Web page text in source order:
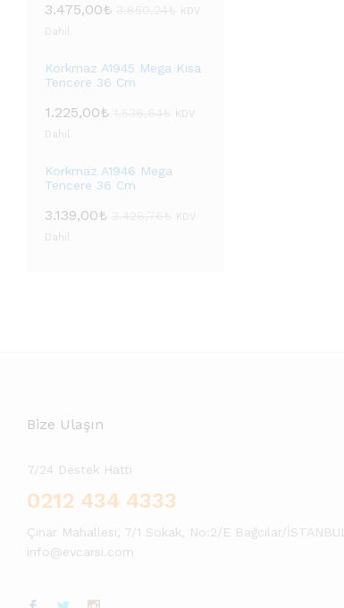
3.475,00₺
KDV
Dahil
Korkmaz A1945 Mega Kısa
Tencere 36 Cm
1.225,00₺
KDV
Dahil
Korkmaz A1946 Mega
Tencere 36 Cm
3.139,00₺
KDV
Dahil
Bize Ulaşın
7/24 Destek Hattı
0212 434 4333
Çınar Mahallesi, 7/1 Sokak, No:2/E Bağcılar/İSTANBUL
info@evcarsi.com